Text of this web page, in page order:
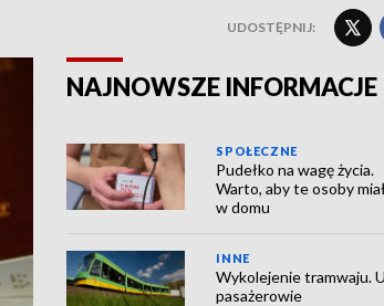
UDOSTĘPNIJ:
NAJNOWSZE INFORMACJE
SPOŁECZNE
Pudełko na wagę życia.
Warto, aby te osoby
w domu
INNE
Wykolejenie tramwaju.
pasażerowie